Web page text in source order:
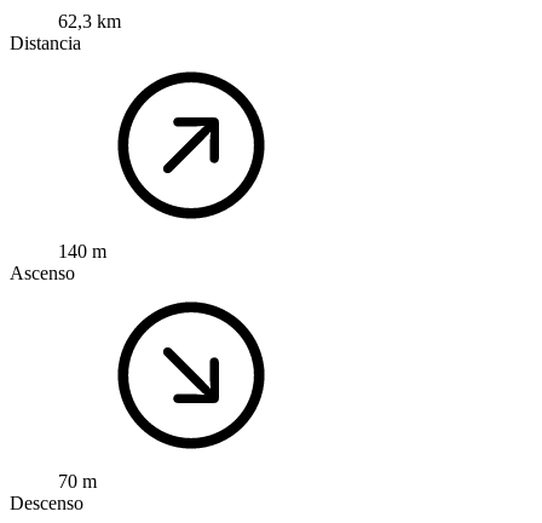
62,3 km
Distancia
140 m
Ascenso
70 m
Descenso